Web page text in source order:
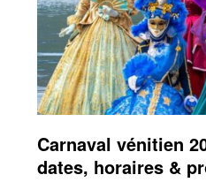
Carnaval vénitien
dates, horaires &